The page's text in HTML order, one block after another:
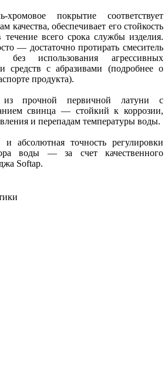
хромовое покрытие соответствует
качества, обеспечивает его стойкость
всего срока службы изделия.
— достаточно протирать смеситель
без использования агрессивных
средств с абразивами (подробнее о
продукта).
из прочной первичной латуни с
свинца — стойкий к коррозии,
и перепадам температуры воды.
абсолютная точность регулировки
воды — за счет качественного
Softap.